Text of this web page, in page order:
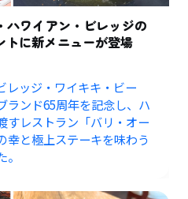
ハワイアン・ビレッジの
に新メニューが登場
レッジ・ワイキキ・ビー
ランド65周年を記念し、ハ
すレストラン「バリ・オー
幸と極上ステーキを味わう